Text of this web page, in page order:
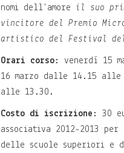
nomi dell'amore il suo
vincitore del Premio
artistico del Festival
Orari corso: venerdì 15
16 marzo dalle 14.15 alle
alle 13.30.
Costo di iscrizione : 30
associativa 2012-2013
delle scuole superiori e